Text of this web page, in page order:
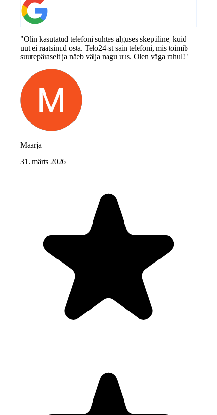
"Olin kasutatud telefoni suhtes alguses skeptiline, kuid
uut ei raatsinud osta. Telo24-st sain telefoni, mis toimib
suurepäraselt ja näeb välja nagu uus. Olen väga rahul!"
Maarja
31. märts 2026